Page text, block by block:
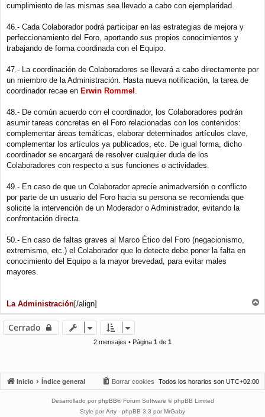
cumplimiento de las mismas sea llevado a cabo con ejemplaridad.
46.- Cada Colaborador podrá participar en las estrategias de mejora y
perfeccionamiento del Foro, aportando sus propios conocimientos y
trabajando de forma coordinada con el Equipo.
47.- La coordinación de Colaboradores se llevará a cabo directamente por
un miembro de la Administración. Hasta nueva notificación, la tarea de
coordinador recae en Erwin Rommel .
48.- De común acuerdo con el coordinador, los Colaboradores podrán
asumir tareas concretas en el Foro relacionadas con los contenidos:
complementar áreas temáticas, elaborar determinados artículos clave,
complementar los artículos ya publicados, etc. De igual forma, dicho
coordinador se encargará de resolver cualquier duda de los
Colaboradores con respecto a sus funciones o actividades.
49.- En caso de que un Colaborador aprecie animadversión o conflicto
por parte de un usuario del Foro hacia su persona se recomienda que
solicite la intervención de un Moderador o Administrador, evitando la
confrontación directa.
50.- En caso de faltas graves al Marco Ético del Foro (negacionismo,
extremismo, etc.) el Colaborador que lo detecte debe poner la falta en
conocimiento del Equipo a la mayor brevedad, para evitar males
mayores.
La Administración[/align]
r
Cerrado
2 mensajes • Página 1 de 1
Inicio Índice general Todos los horarios son UTC+02:00
Borrar cookies
Desarrollado por phpBB® Forum Software © phpBB Limited
Style por Arty - phpBB 3.3 por MrGaby